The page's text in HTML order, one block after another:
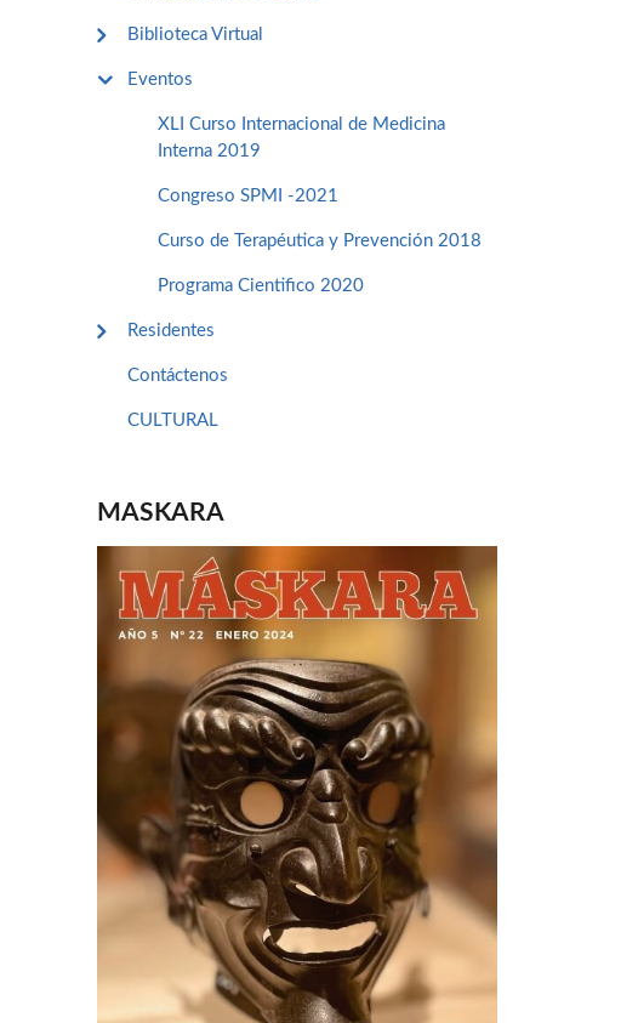
Biblioteca Virtual
Eventos
XLI Curso Internacional de Medicina
Interna 2019
Congreso SPMI -2021
Curso de Terapéutica y Prevención 2018
Programa Cientifico 2020
Residentes
Contáctenos
CULTURAL
MASKARA